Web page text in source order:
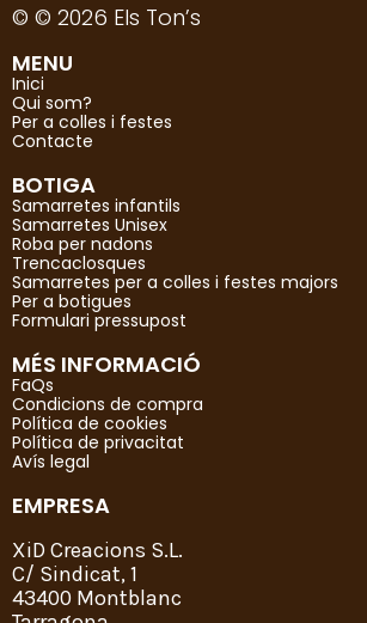
© © 2026 Els Ton’s
MENU
Inici
Qui som?
Per a colles i festes
Contacte
BOTIGA
Samarretes infantils
Samarretes Unisex
Roba per nadons
Trencaclosques
Samarretes per a colles i festes majors
Per a botigues
Formulari pressupost
MÉS INFORMACIÓ
FaQs
Condicions de compra
Política de cookies
Política de privacitat
Avís legal
EMPRESA
XiD Creacions S.L.
C/ Sindicat, 1
43400 Montblanc